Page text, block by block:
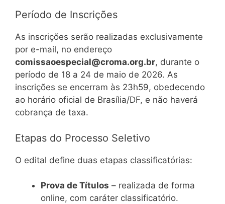
Período de Inscrições
As inscrições serão realizadas exclusivamente
por e-mail, no endereço
comissaoespecial@croma.org.br, durante o
período de 18 a 24 de maio de 2026. As
inscrições se encerram às 23h59, obedecendo
ao horário oficial de Brasília/DF, e não haverá
cobrança de taxa.
Etapas do Processo Seletivo
O edital define duas etapas classificatórias:
Prova de Títulos – realizada de forma
online, com caráter classificatório.